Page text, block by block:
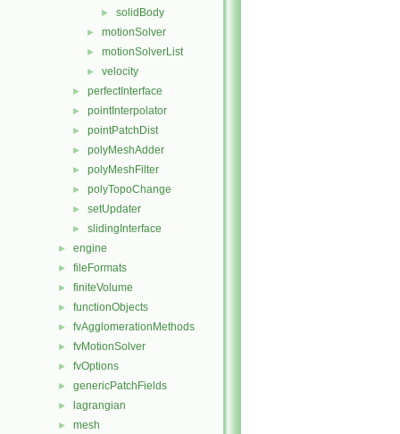
► solidBody
► motionSolver
► motionSolverList
► velocity
► perfectInterface
► pointInterpolator
► pointPatchDist
► polyMeshAdder
► polyMeshFilter
► polyTopoChange
► setUpdater
► slidingInterface
► engine
► fileFormats
► finiteVolume
► functionObjects
► fvAgglomerationMethods
► fvMotionSolver
► fvOptions
► genericPatchFields
► lagrangian
► mesh